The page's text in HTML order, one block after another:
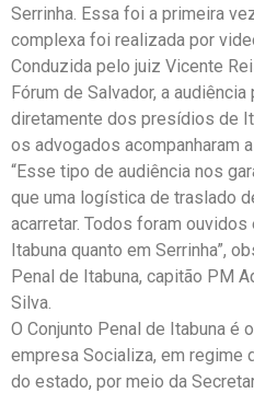
Serrinha. Essa foi a primeira
complexa foi realizada por
Conduzida pelo juiz Vicente
Fórum de Salvador, a
diretamente dos presídios de
os advogados acompanharam
“Esse tipo de audiência nos
que uma logística de traslado
acarretar. Todos foram ouvidos
Itabuna quanto em Serrinha”,
Penal de Itabuna, capitão PM
Silva.
O Conjunto Penal de Itabuna é
empresa Socializa, em regime
do estado, por meio da